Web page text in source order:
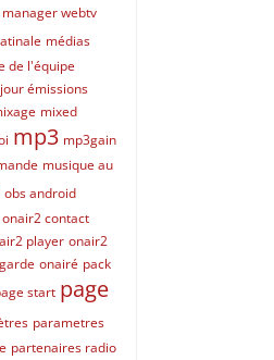
manager webtv
médias
de l'équipe
émissions
mixed
mp3 mp3gain
musique au
obs android
onair2 contact
player onair2
onairé pack
start page
parametres
partenaires radio